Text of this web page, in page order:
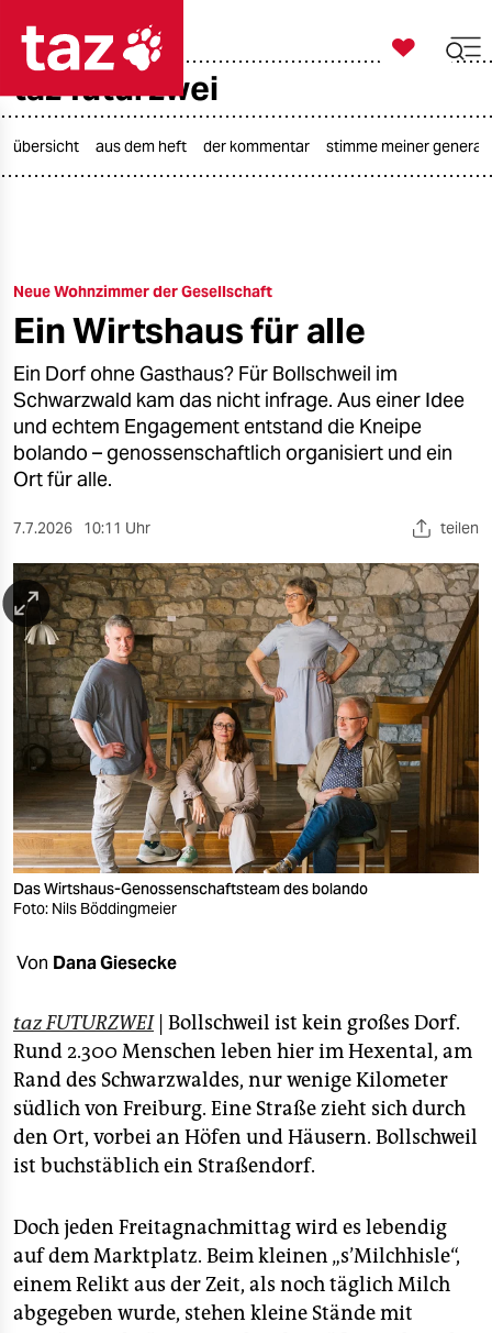
taz zahl ich
öko
gesellschaft
kultur
sport
berlin
nord
wahrheit
verlag
verlag
veranstaltungen
shop
fragen & hilfe
unterstützen
abo

taz zahl ich
taz futurzwei
übersicht aus dem heft der kommentar stimme meiner
Neue Wohnzimmer der Gesellschaft
Ein Wirtshaus für alle
Ein Dorf ohne Gasthaus? Für Bollschweil im
Schwarzwald kam das nicht infrage. Aus einer Idee
und echtem Engagement entstand die Kneipe
bolando – genossenschaftlich organisiert und ein
Ort für alle.
7.7.2026 10:11 Uhr teilen
Das Wirtshaus-Genossenschaftsteam des bolando
Foto: Nils Böddingmeier
Von Dana Giesecke
taz FUTURZWEI| Bollschweil ist kein großes Dorf.
Rund 2.300 Menschen leben hier im Hexental, am
Rand des Schwarzwaldes, nur wenige Kilometer
südlich von Freiburg. Eine Straße zieht sich durch
den Ort, vorbei an Höfen und Häusern. Bollschweil
ist buchstäblich ein Straßendorf.
Doch jeden Freitagnachmittag wird es lebendig
auf dem Marktplatz. Beim kleinen „s’Milchhisle“,
einem Relikt aus der Zeit, als noch täglich Milch
abgegeben wurde, stehen kleine Stände mit